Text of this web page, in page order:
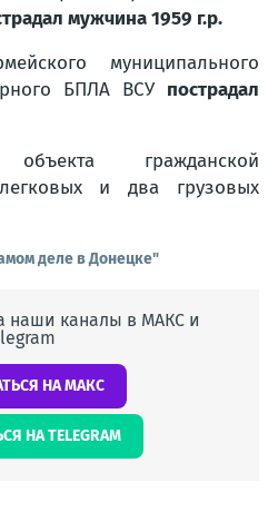
мужчина 1959 г.р.
муниципального
БПЛА ВСУ пострадал
гражданской
и два грузовых
деле в Донецке"
наши каналы в МАКС и
НА МАКС
НА TELEGRAM